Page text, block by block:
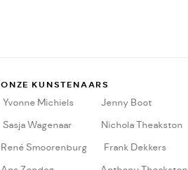
ONZE KUNSTENAARS
Yvonne Michiels
Jenny Boot
Sasja Wagenaar
Nichola Theakston
René Smoorenburg
Frank Dekkers